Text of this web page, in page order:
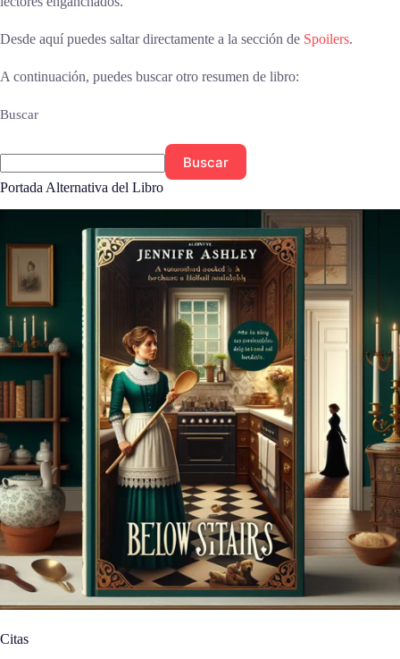
Desde aquí puedes saltar directamente a la sección de Spoilers.
A continuación, puedes buscar otro resumen de libro:
Buscar
Buscar
Portada Alternativa del Libro
Citas